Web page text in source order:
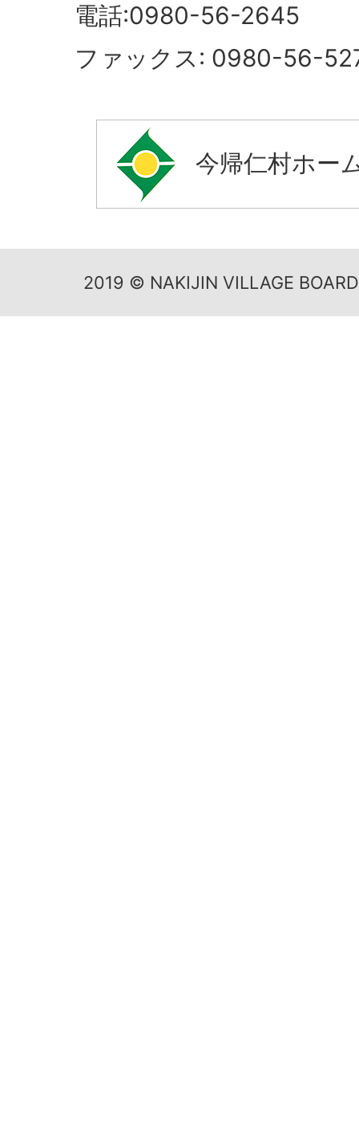
電話:0980-56-2645
ファックス: 0980-56-
今帰仁村ホー
2019 © NAKIJIN VILLAGE